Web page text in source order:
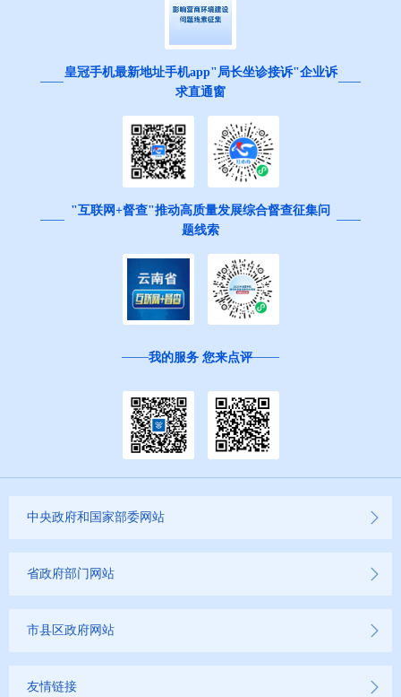
皇冠手机最新地址手机app"局长坐诊接诉"企业诉
求直通窗
"互联网+督查"推动高质量发展综合督查征集问
题线索
我的服务 您来点评
中央政府和国家部委网站
省政府部门网站
市县区政府网站
友情链接